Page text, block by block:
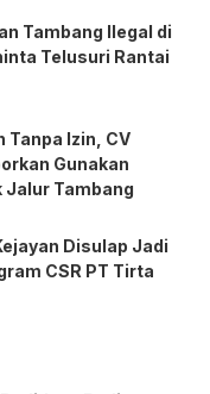
Tambang Ilegal di
Telusuri Rantai
Tanpa Izin, CV
Gunakan
Jalur Tambang
Disulap Jadi
CSR PT Tirta